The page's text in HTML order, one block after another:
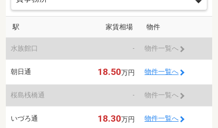
駅 家賃相場 物件
水族館口 - 物件一覧へ
朝日通 18.50万円 物件一覧へ
桜島桟橋通 - 物件一覧へ
いづろ通 18.30万円 物件一覧へ